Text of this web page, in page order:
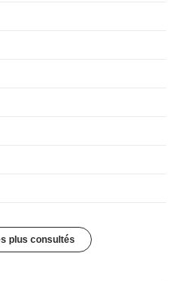
plus consultés